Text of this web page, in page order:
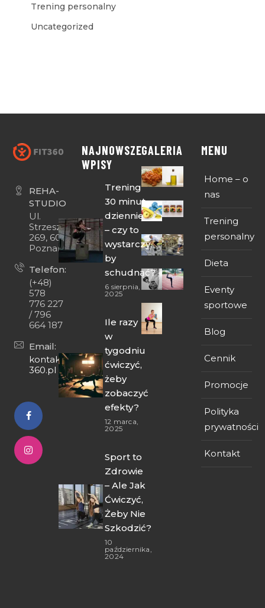
Trening personalny
Uncategorized
REHA-
STUDIO
Ul.
Strzeszyńska
269, 60-474
Poznań
Telefon:
(+48)
578
776 227
/ 796
664 187
Email:
kontakt@fit-
360.pl
NAJNOWSZE
WPISY
Trening
30 minut
dziennie
– czy to
wystarczy,
by
schudnąć?
6 sierpnia,
2025
Ile razy
w
tygodniu
ćwiczyć,
żeby
zobaczyć
efekty?
12 marca,
2025
Sport to
Zdrowie
– Ale Jak
Ćwiczyć,
Żeby Nie
Szkodzić?
10
października,
2024
GALERIA MENU
Home – o
nas
Trening
personalny
Dieta
Eventy
sportowe
Blog
Cennik
Promocje
Polityka
prywatności
Kontakt